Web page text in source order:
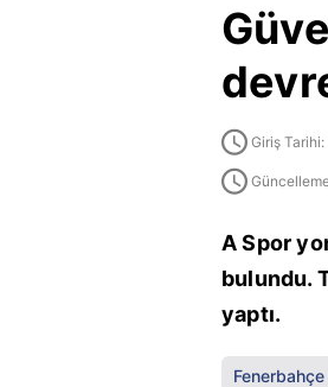
Giriş
A Spor
bulundu.
yaptı.
Fenerbahçe